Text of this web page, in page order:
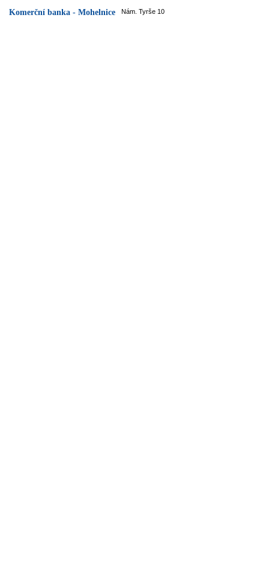
Komerční banka - Mohelnice Nám. Tyrše 10